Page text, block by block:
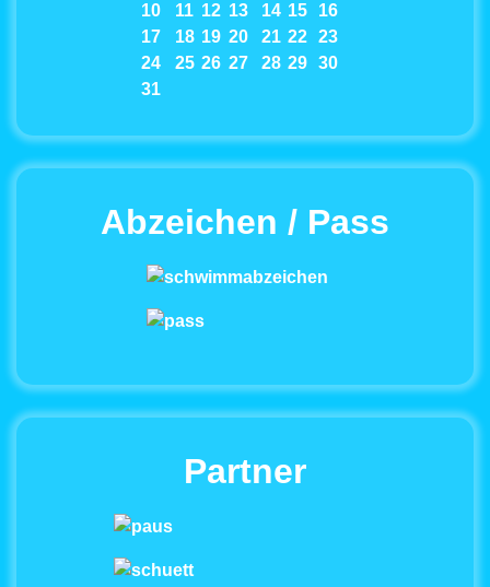
10
11 12 13 14 15
16
17
18 19 20 21 22
23
24
25 26 27 28 29
30
31
Abzeichen / Pass
Partner